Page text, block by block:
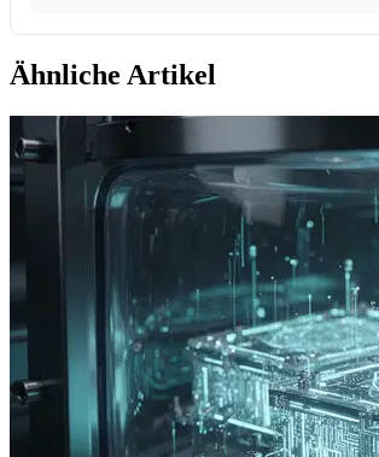
Ähnliche Artikel